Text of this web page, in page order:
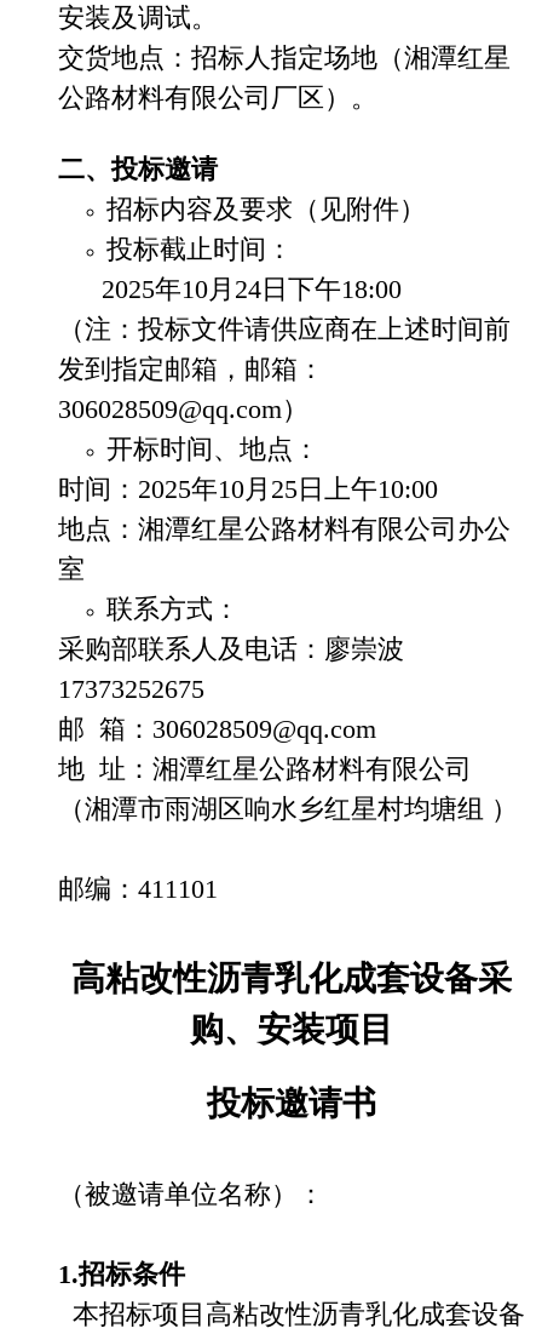
安装及调试。
交货地点：招标人指定场地（湘潭红星
公路材料有限公司厂区）。
二、投标邀请
招标内容及要求（见附件）
投标截止时间：
2025年10月 24日下午18:00
（注：投标文件请供应商在上述时间前
发到指定邮箱，邮箱：
306028509@qq.com）
开标时间、地点：
时间： 2025年10月 25日上午10:00
地点：湘潭红星公路材料有限公司办公
室
联系方式：
采购部联系人及电话：廖崇波
17373252675
邮 箱： 306028509@qq.com
地 址：湘潭红星公路材料有限公司
（湘潭市雨湖区响水乡红星村均塘组 ）
邮编： 411101
高粘改性沥青乳化成套设备采
购、安装项目
投标邀请书
（被邀请单位名称）：
1.招标条件
本招标项目高粘改性沥青乳化成套设备